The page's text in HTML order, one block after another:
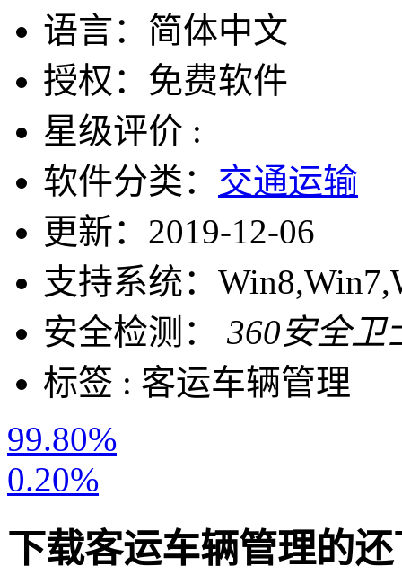
语言： 简体中文
授权： 免费软件
星级评价 :
软件分类： 交通运输
更新： 2019-12-06
支持系统：
安全检测：
360安全卫
标签 : 客运车辆管理
99.80%
0.20%
下载客运车辆管理的